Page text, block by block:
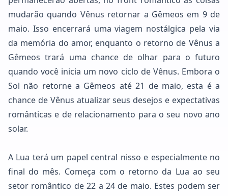
mudarão quando Vênus retornar a Gêmeos em 9 de
maio. Isso encerrará uma viagem nostálgica pela via
da memória do amor, enquanto o retorno de Vênus a
Gêmeos trará uma chance de olhar para o futuro
quando você inicia um novo ciclo de Vênus. Embora o
Sol não retorne a Gêmeos até 21 de maio, esta é a
chance de Vênus atualizar seus desejos e expectativas
românticas e de relacionamento para o seu novo ano
solar.
A Lua terá um papel central nisso e especialmente no
final do mês. Começa com o retorno da Lua ao seu
setor romântico de 22 a 24 de maio. Estes podem ser